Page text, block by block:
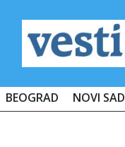
BEOGRAD NOVI SAD